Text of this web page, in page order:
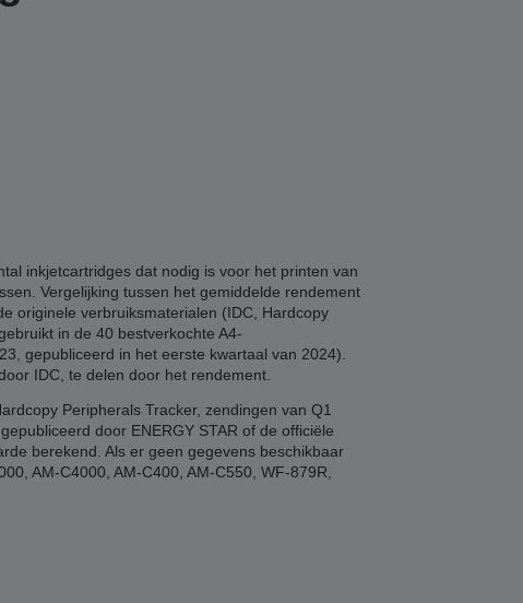
inkjetcartridges dat nodig is voor het printen van
Vergelijking tussen het gemiddelde rendement
originele verbruiksmaterialen (IDC, Hardcopy
in de 40 bestverkochte A4-
gepubliceerd in het eerste kwartaal van 2024).
IDC, te delen door het rendement.
Peripherals Tracker, zendingen van Q1
door ENERGY STAR of de officiële
berekend. Als er geen gegevens beschikbaar
AM-C4000, AM-C400, AM-C550, WF-879R,